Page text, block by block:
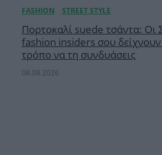
Πορτοκαλί suede τσάντα: Oι
fashion insiders σου
τρόπο να τη συνδυάσεις
08.08.2026